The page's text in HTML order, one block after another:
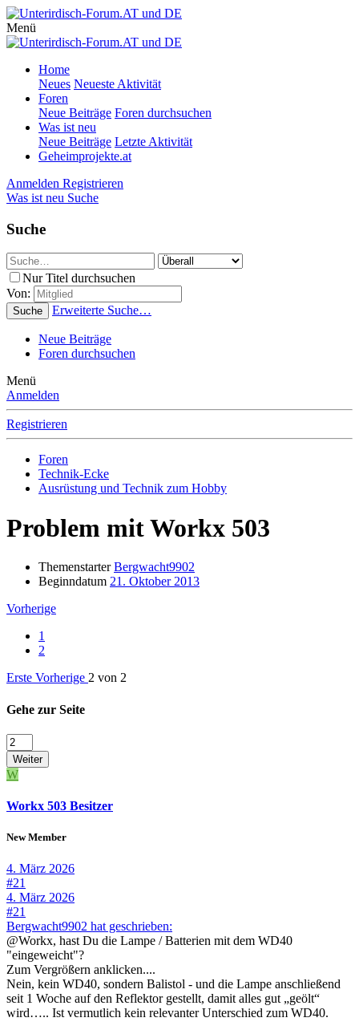
Menü
Home
Neues Neueste Aktivität
Foren
Neue Beiträge Foren durchsuchen
Was ist neu
Neue Beiträge Letzte Aktivität
Geheimprojekte.at
Anmelden Registrieren
Was ist neu Suche
Suche
Nur Titel durchsuchen
Von:
Suche Erweiterte Suche…
Neue Beiträge
Foren durchsuchen
Menü
Anmelden
Registrieren
Foren
Technik-Ecke
Ausrüstung und Technik zum Hobby
Problem mit Workx 503
Themenstarter Bergwacht9902
Beginndatum 21. Oktober 2013
Vorherige
1
2
Erste Vorherige 2 von 2
Gehe zur Seite
Weiter
W
Workx 503 Besitzer
New Member
4. März 2026
#21
4. März 2026
#21
Bergwacht9902 hat geschrieben:
@Workx, hast Du die Lampe / Batterien mit dem WD40
"eingeweicht"?
Zum Vergrößern anklicken....
Nein, kein WD40, sondern Balistol - und die Lampe anschließend
seit 1 Woche auf den Reflektor gestellt, damit alles gut „geölt“
wird….. Ist vermutlich kein relevanter Unterschied zum WD40.